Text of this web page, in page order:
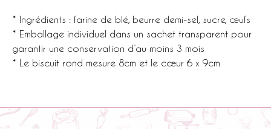
* Ingrédients : farine de blé, beurre demi-sel, sucre, œufs
* Emballage individuel dans un sachet transparent pour
garantir une conservation d’au moins 3 mois
* Le biscuit rond mesure 8cm et le cœur 6 x 9cm